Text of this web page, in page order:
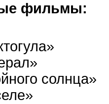
фильмы:
солнца»